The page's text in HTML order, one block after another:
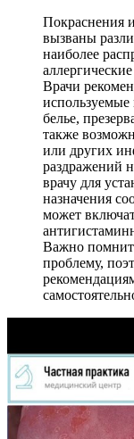
Покраснения
вызваны
наиболее
Врачи
используемые
белье,
также
или других
раздражений
врачу для
назначения
может
Важно
проблему,